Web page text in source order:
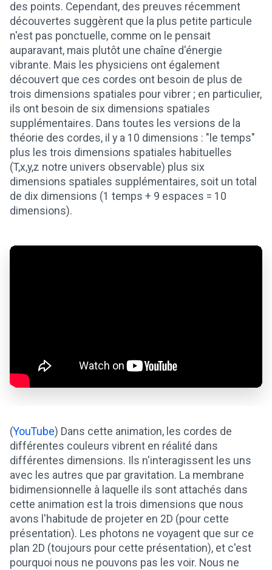
des points. Cependant, des preuves récemment
découvertes suggèrent que la plus petite particule
n'est pas ponctuelle, comme on le pensait
auparavant, mais plutôt une chaîne d'énergie
vibrante. Mais les physiciens ont également
découvert que ces cordes ont besoin de plus de
trois dimensions spatiales pour vibrer ; en particulier,
ils ont besoin de six dimensions spatiales
supplémentaires. Dans toutes les versions de la
théorie des cordes, il y a 10 dimensions : "le temps"
plus les trois dimensions spatiales habituelles
(T,x,y,z notre univers observable) plus six
dimensions spatiales supplémentaires, soit un total
de dix dimensions (1 temps + 9 espaces = 10
dimensions).
(YouTube) Dans cette animation, les cordes de
différentes couleurs vibrent en réalité dans
différentes dimensions. Ils n'interagissent les uns
avec les autres que par gravitation. La membrane
bidimensionnelle à laquelle ils sont attachés dans
cette animation est la trois dimensions que nous
avons l'habitude de projeter en 2D (pour cette
présentation). Les photons ne voyagent que sur ce
plan 2D (toujours pour cette présentation), et c'est
pourquoi nous ne pouvons pas les voir. Nous ne